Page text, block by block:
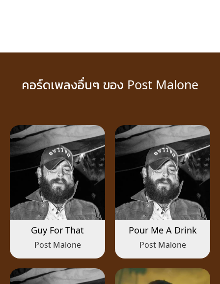
คอร์ดเพลงอื่นๆ ของ Post Malone
Guy For That
Post Malone
Pour Me A Drink
Post Malone